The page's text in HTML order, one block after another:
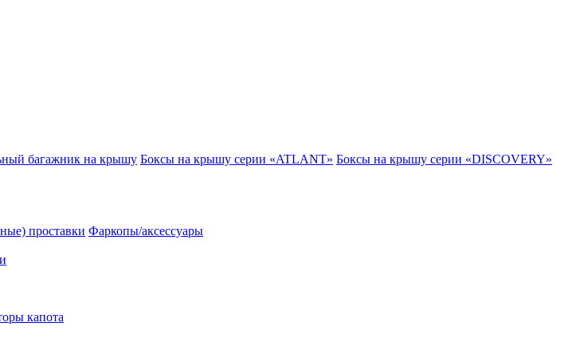
багажник на крышу Боксы на крышу серии «ATLANT» Боксы на крышу серии «DISCOVERY»
проставки Фаркопы/аксессуары
капота